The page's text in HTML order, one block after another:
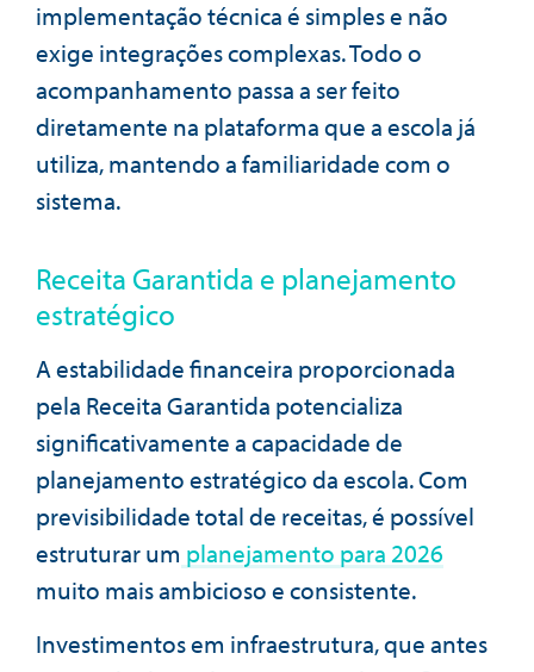
implementação técnica é simples e não
exige integrações complexas. Todo o
acompanhamento passa a ser feito
diretamente na plataforma que a escola já
utiliza, mantendo a familiaridade com o
sistema.
Receita Garantida e planejamento
estratégico
A estabilidade financeira proporcionada
pela Receita Garantida potencializa
significativamente a capacidade de
planejamento estratégico da escola. Com
previsibilidade total de receitas, é possível
estruturar um planejamento para 2026
muito mais ambicioso e consistente.
Investimentos em infraestrutura, que antes